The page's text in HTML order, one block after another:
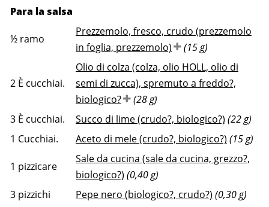
Para la salsa
½ ramo
Prezzemolo, fresco, crudo (prezzemolo
in foglia, prezzemolo)
(15 g)
2 È cucchiai.
Olio di colza (colza, olio HOLL, olio di
semi di zucca), spremuto a freddo?,
biologico?
(28 g)
3 È cucchiai. Succo di lime (crudo?, biologico?) (22 g)
1 Cucchiai. Aceto di mele (crudo?, biologico?) (15 g)
1 pizzicare
Sale da cucina (sale da cucina, grezzo?,
biologico?) (0,40 g)
3 pizzichi Pepe nero (biologico?, crudo?) (0,30 g)